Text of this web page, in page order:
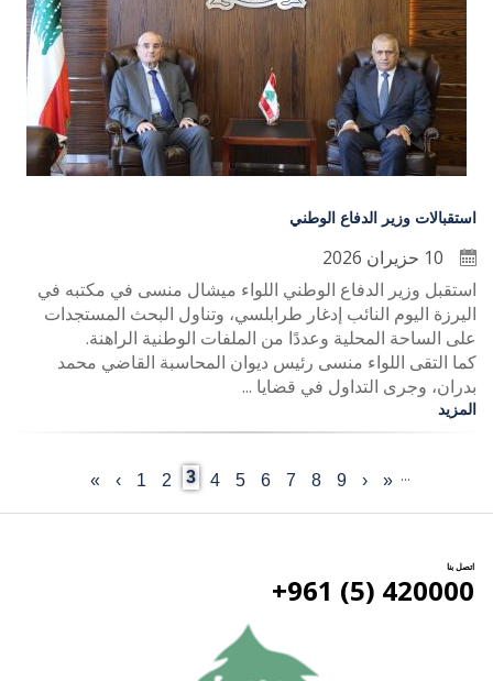
استقبالات وزير الدفاع الوطني
استقبل وزير الدفاع الوطني اللواء ميشال منسى في مكتبه في
اليرزة اليوم النائب إدغار طرابلسي، وتناول البحث المستجدات
على الساحة المحلية وعددًا من الملفات الوطنية الراهنة.
كما التقى اللواء منسى رئيس ديوان المحاسبة القاضي محمد
بدران، وجرى التداول في قضايا ...
المزيد
First
»
Previous
›
الصفحة
1
الصفحة
2
Current
3
الصفحة
4
الصفحة
5
الصفحة
6
الصفحة
7
الصفحة
8
الصفحة
9 …
الصفحة
‹
Last
«
اتصل بنا
420000 (5) 961+